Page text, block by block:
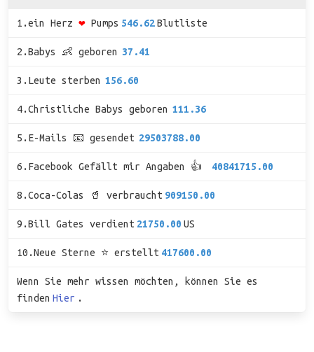
1.ein Herz ❤ Pumps 546.62 Blutliste
2.Babys 👶 geboren 37.41
3.Leute sterben 156.60
4.Christliche Babys geboren 111.36
5.E-Mails 📧 gesendet 29503788.00
6.Facebook Gefällt mir Angaben 👍 40841715.00
8.Coca-Colas 🥤 verbraucht 909150.00
9.Bill Gates verdient 21750.00 US
10.Neue Sterne ⭐ erstellt 417600.00
Wenn Sie mehr wissen möchten, können Sie es
finden Hier .